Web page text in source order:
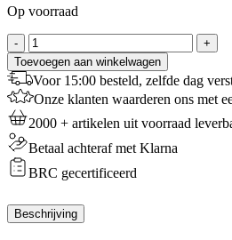
Op voorraad
-
Spelt
Natuur
Broodmeel
-
5
Kg
+
Toevoegen aan winkelwagen
Voor 15:00 besteld, zelfde dag
Onze klanten waarderen ons met
2000 + artikelen uit voorraad
Betaal achteraf met Klarna
BRC gecertificeerd
Beschrijving